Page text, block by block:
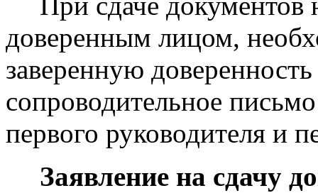
доверенным лицом,
заверенную
сопроводительное
первого руководителя и
Заявление на сдачу